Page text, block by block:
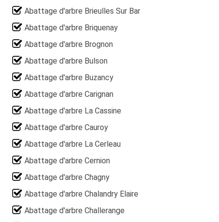
Abattage d'arbre Brieulles Sur Bar
Abattage d'arbre Briquenay
Abattage d'arbre Brognon
Abattage d'arbre Bulson
Abattage d'arbre Buzancy
Abattage d'arbre Carignan
Abattage d'arbre La Cassine
Abattage d'arbre Cauroy
Abattage d'arbre La Cerleau
Abattage d'arbre Cernion
Abattage d'arbre Chagny
Abattage d'arbre Chalandry Elaire
Abattage d'arbre Challerange